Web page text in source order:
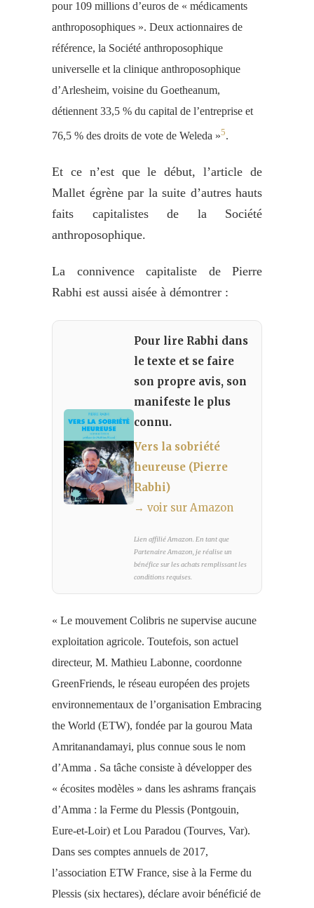
pour 109 millions d’euros de « médicaments
anthroposophiques ». Deux actionnaires de
référence, la Société anthroposophique
universelle et la clinique anthroposophique
d’Arlesheim, voisine du Goetheanum,
détiennent 33,5 % du capital de l’entreprise et
76,5 % des droits de vote de Weleda »5.
Et ce n’est que le début, l’article de
Mallet égrène par la suite d’autres hauts
faits capitalistes de la Société
anthroposophique.
La connivence capitaliste de Pierre
Rabhi est aussi aisée à démontrer :
Pour lire Rabhi dans
le texte et se faire
son propre avis, son
manifeste le plus
connu.
Vers la sobriété
heureuse (Pierre
Rabhi)
→ voir sur Amazon
Lien affilié Amazon. En tant que
Partenaire Amazon, je réalise un
bénéfice sur les achats remplissant les
conditions requises.
« Le mouvement Colibris ne supervise aucune
exploitation agricole. Toutefois, son actuel
directeur, M. Mathieu Labonne, coordonne
GreenFriends, le réseau européen des projets
environnementaux de l’organisation Embracing
the World (ETW), fondée par la gourou Mata
Amritanandamayi, plus connue sous le nom
d’Amma . Sa tâche consiste à développer des
« écosites modèles » dans les ashrams français
d’Amma : la Ferme du Plessis (Pontgouin,
Eure-et-Loir) et Lou Paradou (Tourves, Var).
Dans ses comptes annuels de 2017,
l’association ETW France, sise à la Ferme du
Plessis (six hectares), déclare avoir bénéficié de